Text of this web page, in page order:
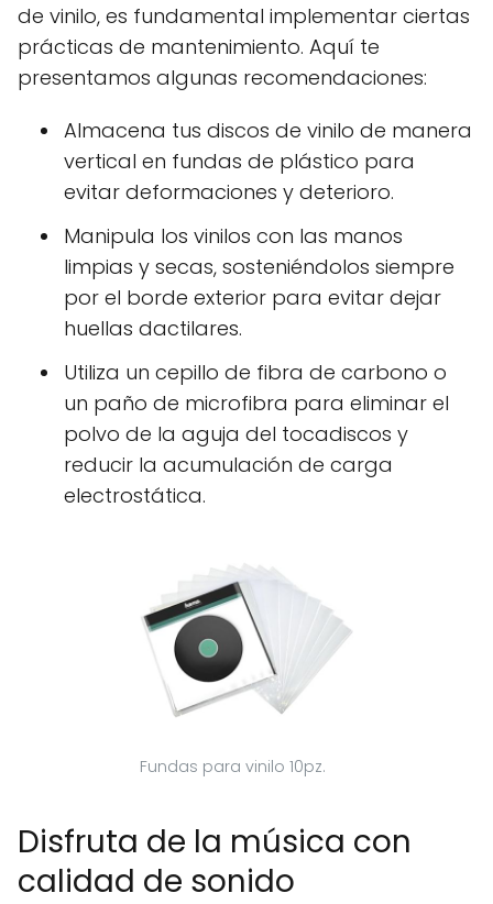
de vinilo, es fundamental implementar ciertas
prácticas de mantenimiento. Aquí te
presentamos algunas recomendaciones:
Almacena tus discos de vinilo de manera
vertical en fundas de plástico para
evitar deformaciones y deterioro.
Manipula los vinilos con las manos
limpias y secas, sosteniéndolos siempre
por el borde exterior para evitar dejar
huellas dactilares.
Utiliza un cepillo de fibra de carbono o
un paño de microfibra para eliminar el
polvo de la aguja del tocadiscos y
reducir la acumulación de carga
electrostática.
Fundas para vinilo 10pz.
Disfruta de la música con
calidad de sonido